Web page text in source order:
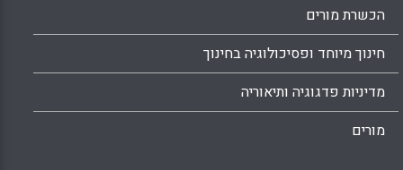
הכשרת מורים
חינוך מיוחד ופסיכולוגיה בחינוך
מדיניות פדגוגיה ותיאוריה
מורים